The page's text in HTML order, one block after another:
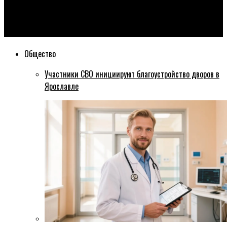
Общество
Участники СВО инициируют благоустройство дворов в
Ярославле